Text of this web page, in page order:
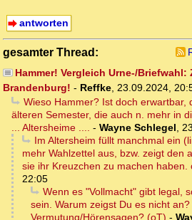
antworten
gesamter Thread:
Hammer! Vergleich Urne-/Briefwahl:
Brandenburg! - Reffke, 23.09.2024,
Wieso Hammer? Ist doch erwartbar,
älteren Semester, die auch n. mehr in
... Altersheime .... - Wayne Schlegel,
Im Altersheim füllt manchmal ein
mehr Wahlzettel aus, bzw. zeigt den
sie ihr Kreuzchen zu machen haben.
22:05
Wenn es "Vollmacht" gibt legal,
sein. Warum zeigst Du es nicht
Vermutung/Hörensagen? (oT) -